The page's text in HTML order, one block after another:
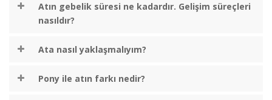
Atın gebelik süresi ne kadardır. Gelişim süreçleri
nasıldır?
Ata nasıl yaklaşmalıyım?
Pony ile atın farkı nedir?